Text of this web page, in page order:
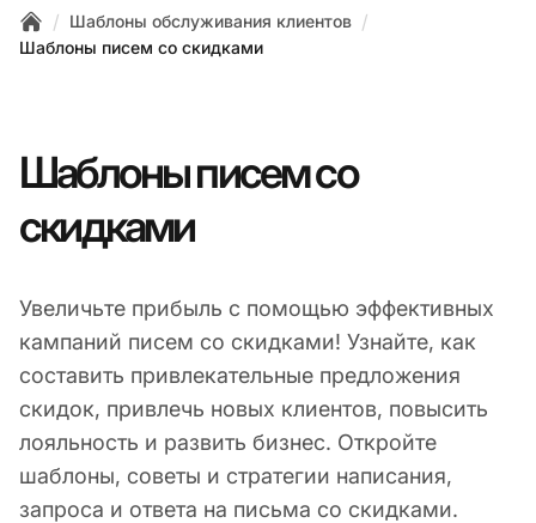
Home
/ Шаблоны обслуживания клиентов /
Шаблоны писем со скидками
Шаблоны писем со
скидками
Увеличьте прибыль с помощью эффективных
кампаний писем со скидками! Узнайте, как
составить привлекательные предложения
скидок, привлечь новых клиентов, повысить
лояльность и развить бизнес. Откройте
шаблоны, советы и стратегии написания,
запроса и ответа на письма со скидками.